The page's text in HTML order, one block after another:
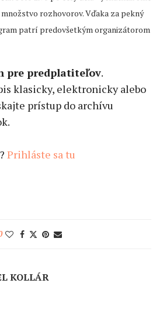
rozhovorov. Vďaka za pekný
patrí predovšetkým organizátorom
pre predplatiteľov.
klasicky, elektronicky alebo
prístup do archívu
Prihláste sa tu
KOLLÁR